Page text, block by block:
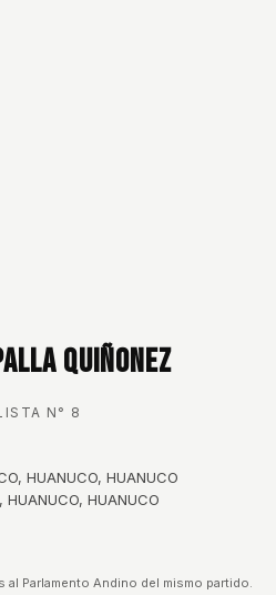
Quiñonez
N° 8
HUANUCO, HUANUCO
HUANUCO, HUANUCO
al Parlamento Andino del mismo partido.